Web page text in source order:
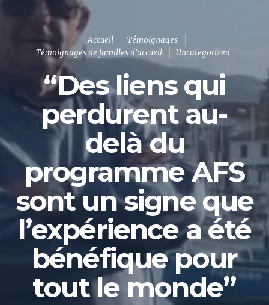
Accueil
Témoignages
Témoignages de familles d'accueil
Uncategorized
“Des liens qui
perdurent au-
delà du
programme AFS
sont un signe que
l’expérience a été
bénéfique pour
tout le monde”